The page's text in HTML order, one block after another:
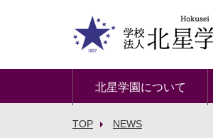
北星学園について
TOP NEWS